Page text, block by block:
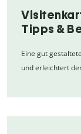
Tipps &
Eine gut
und erleichtert